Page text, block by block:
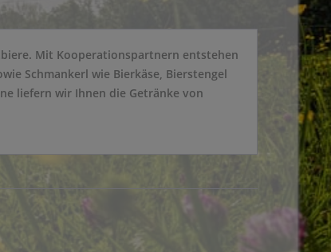
Mit Kooperationspartnern entstehen
Schmankerl wie Bierkäse, Bierstengel
liefern wir Ihnen die Getränke von